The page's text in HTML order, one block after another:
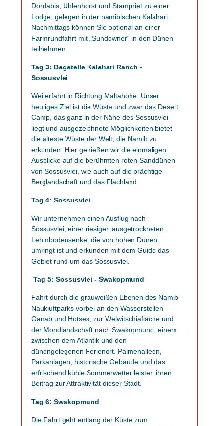
Dordabis, Uhlenhorst und Stampriet zu einer
Lodge, gelegen in der namibischen Kalahari.
Nachmittags können Sie optional an einer
Farmrundfahrt mit „Sundowner“ in den Dünen
teilnehmen.
Tag 3: Bagatelle Kalahari Ranch -
Sossusvlei
Weiterfahrt in Richtung Maltahöhe. Unser
heutiges Ziel ist die Wüste und zwar das Desert
Camp, das ganz in der Nähe des Sossusvlei
liegt und ausgezeichnete Möglichkeiten bietet
die älteste Wüste der Welt, die Namib zu
erkunden. Hier genießen wir die einmaligen
Ausblicke auf die berühmten roten Sanddünen
von Sossusvlei, wie auch auf die prächtige
Berglandschaft und das Flachland.
Tag 4: Sossusvlei
Wir unternehmen einen Ausflug nach
Sossusvlei, einer riesigen ausgetrockneten
Lehmbodensenke, die von hohen Dünen
umringt ist und erkunden mit dem Guide das
Gebiet rund um das Sossusvlei.
Tag 5: Sossusvlei - Swakopmund
Fahrt durch die grauweißen Ebenen des Namib
Naukluftparks vorbei an den Wasserstellen
Ganab und Hotses, zur Welwitschiafläche und
der Mondlandschaft nach Swakopmund, einem
zwischen dem Atlantik und den
dünengelegenen Ferienort. Palmenalleen,
Parkanlagen, historische Gebäude und das
erfrischend kühle Sommerwetter leisten ihren
Beitrag zur Attraktivität dieser Stadt.
Tag 6: Swakopmund
Die Fahrt geht entlang der Küste zum